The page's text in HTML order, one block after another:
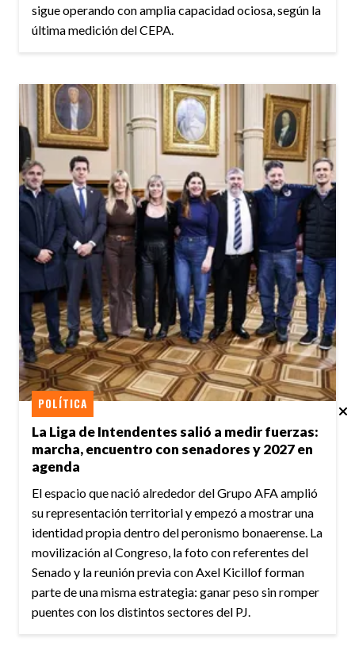
sigue operando con amplia capacidad ociosa, según la
última medición del CEPA.
La Liga de Intendentes salió a medir fuerzas:
marcha, encuentro con senadores y 2027 en
agenda
POLÍTICA
El espacio que nació alrededor del Grupo AFA amplió
su representación territorial y empezó a mostrar una
identidad propia dentro del peronismo bonaerense. La
movilización al Congreso, la foto con referentes del
Senado y la reunión previa con Axel Kicillof forman
parte de una misma estrategia: ganar peso sin romper
puentes con los distintos sectores del PJ.